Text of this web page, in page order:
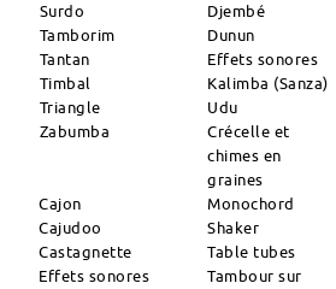
Surdo
Tamborim
Tantan
Timbal
Triangle
Zabumba
Djembé
Dunun
Effets sonores
Kalimba (Sanza)
Udu
Crécelle et
chimes en
graines
Cajon
Cajudoo
Castagnette
Effets sonores
Monochord
Shaker
Table tubes
Tambour sur